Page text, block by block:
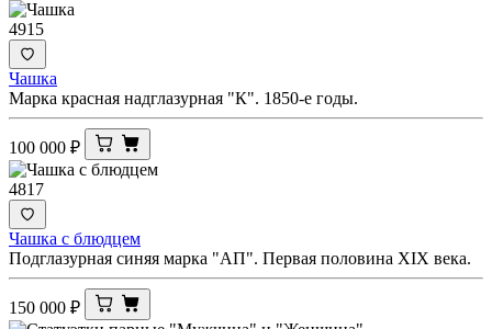
4915
Чашка
Марка красная надглазурная "К". 1850-е годы.
100 000 ₽
4817
Чашка с блюдцем
Подглазурная синяя марка "АП". Первая половина XIX века.
150 000 ₽